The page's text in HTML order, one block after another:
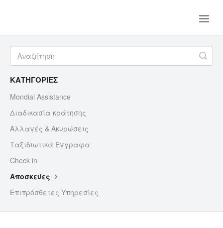
Toggle
Eπικοινωνία
ΚΑΤΗΓΟΡΙΕΣ
Mondial Assistance
Διαδικασία κράτησης
Αλλαγές & Ακυρώσεις
Ταξιδιωτικά Έγγραφα
Check in
Αποσκεύες
Επιπρόσθετες Υπηρεσίες